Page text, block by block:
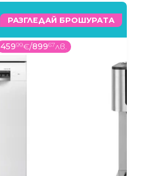
РАЗГЛЕДАЙ БРОШУРАТА
45999€/89967лв.